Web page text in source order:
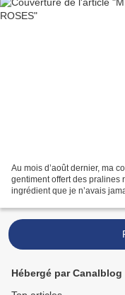
Au mois d’août dernier, ma
gentiment offert des pralines
ingrédient que je n’avais
Hébergé par Canalblog